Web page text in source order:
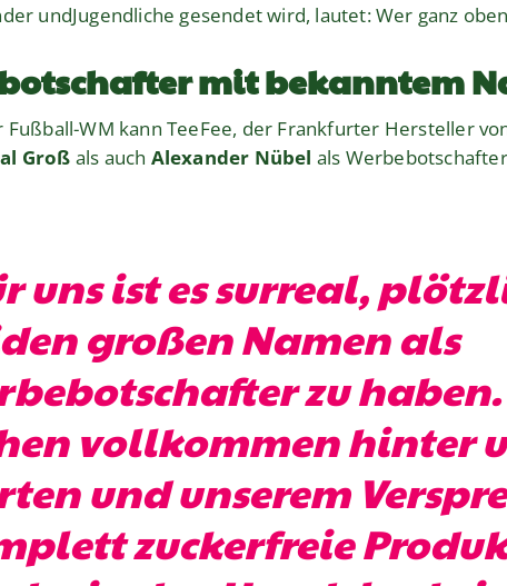
undJugendliche gesendet wird, lautet: Wer ganz
mit bekanntem
Fußball-WM kann TeeFee, der Frankfurter Hersteller
Groß als auch Alexander Nübel als
uns ist es surreal,
großen Namen als
zu
vollkommen hinter
und unserem
zuckerfreie